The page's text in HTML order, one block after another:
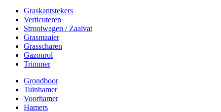
Graskantstekers
Verticuteren
Strooiwagen / Zaaivat
Grasmaaier
Grasscharen
Gazonrol
Trimmer
Grondboor
Tuinhamer
Voorhamer
Hamers